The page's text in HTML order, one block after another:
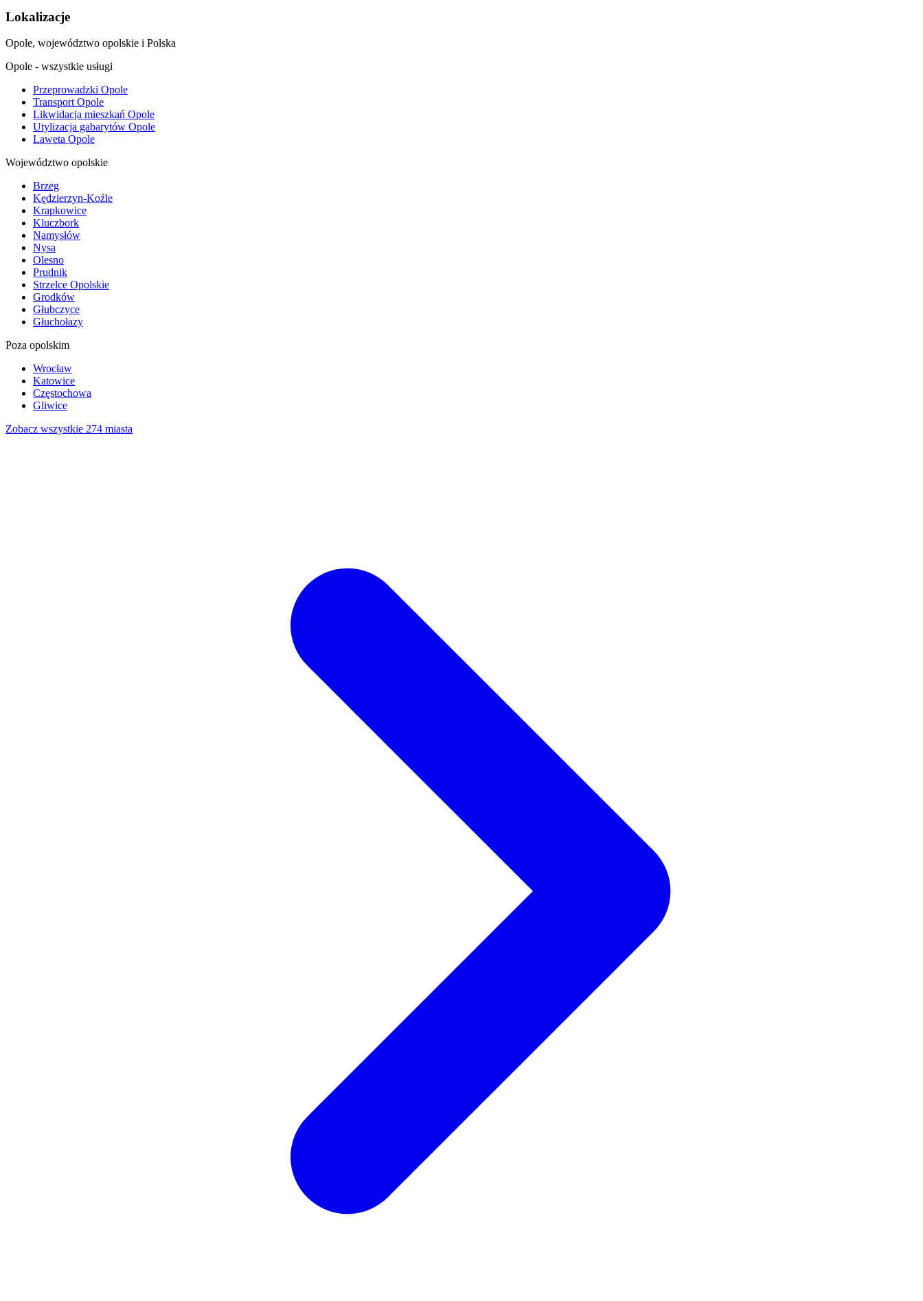
Lokalizacje
Opole, województwo opolskie i Polska
Opole - wszystkie usługi
Przeprowadzki Opole
Transport Opole
Likwidacja mieszkań Opole
Utylizacja gabarytów Opole
Laweta Opole
Województwo opolskie
Brzeg
Kędzierzyn-Koźle
Krapkowice
Kluczbork
Namysłów
Nysa
Olesno
Prudnik
Strzelce Opolskie
Grodków
Głubczyce
Głuchołazy
Poza opolskim
Wrocław
Katowice
Częstochowa
Gliwice
Zobacz wszystkie 274 miasta